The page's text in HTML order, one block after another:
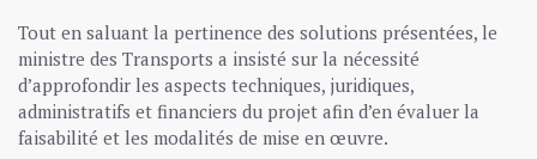
Tout en saluant la pertinence des solutions présentées, le
ministre des Transports a insisté sur la nécessité
d’approfondir les aspects techniques, juridiques,
administratifs et financiers du projet afin d’en évaluer la
faisabilité et les modalités de mise en œuvre.